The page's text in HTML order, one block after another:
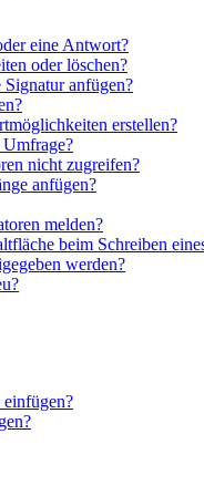
eine Antwort?
oder löschen?
anfügen?
erstellen?
Umfrage?
nicht zugreifen?
anfügen?
melden?
beim Schreiben
werden?